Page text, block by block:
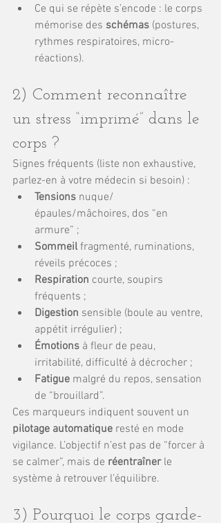
Ce qui se répète s’encode : le corps
mémorise des schémas (postures,
rythmes respiratoires, micro-
réactions).
2) Comment reconnaître
un stress “imprimé” dans le
corps ?
Signes fréquents (liste non exhaustive,
parlez-en à votre médecin si besoin) :
Tensions nuque/
épaules/mâchoires, dos “en
armure” ;
Sommeil fragmenté, ruminations,
réveils précoces ;
Respiration courte, soupirs
fréquents ;
Digestion sensible (boule au ventre,
appétit irrégulier) ;
Émotions à fleur de peau,
irritabilité, difficulté à décrocher ;
Fatigue malgré du repos, sensation
de “brouillard”.
Ces marqueurs indiquent souvent un
pilotage automatique resté en mode
vigilance. L’objectif n’est pas de “forcer à
se calmer”, mais de réentraîner le
système à retrouver l’équilibre.
3) Pourquoi le corps garde-